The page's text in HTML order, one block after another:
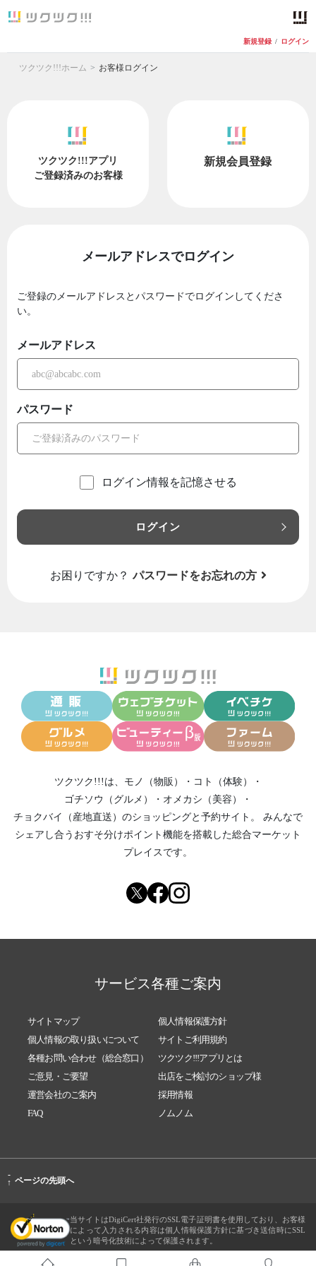
新規登録 / ログイン
ツクツク!!!ホーム お客様ログイン
ツクツク!!!アプリ
ご登録済みのお客様
新規会員登録
メールアドレスでログイン
ご登録のメールアドレスとパスワードでログインしてくださ
い。
メールアドレス
パスワード
ログイン情報を記憶させる
ログイン
お困りですか？ パスワードをお忘れの方
ツクツク!!!は、 モノ（物販） ・ コト（体験）
・
ゴチソウ（グルメ）
・ オメカシ（美容）
・
チョクバイ（産地直送） のショッピングと予約サイト。
みんなで
シェアし合う おすそ分けポイント機能を搭載した総合マーケット
プレイスです。
サービス各種ご案内
サイトマップ
個人情報保護方針
個人情報の取り扱いについて
サイトご利用規約
各種お問い合わせ（総合窓口）
ツクツク!!!アプリとは
ご意見・ご要望
出店をご検討のショップ様
運営会社のご案内
採用情報
FAQ
ノムノム
-
↑ ページの先頭へ
当サイトはDigiCert社発行のSSL電子証明書を使用しており、お客様
によって入力される内容は個人情報保護方針に基づき送信時にSSL
という暗号化技術によって保護されます。